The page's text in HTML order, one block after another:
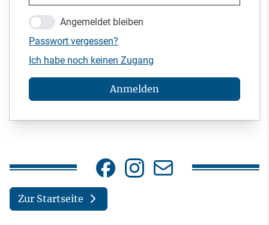
Angemeldet bleiben
Passwort vergessen?
Ich habe noch keinen Zugang
Anmelden
Zur Startseite